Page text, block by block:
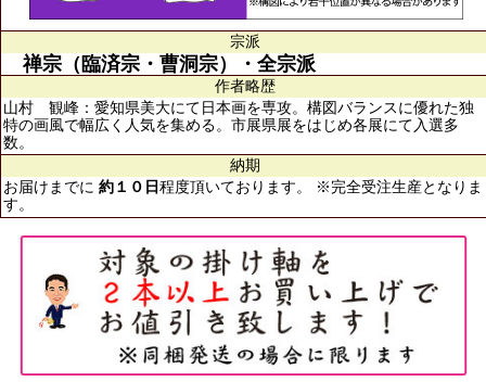
宗派
禅宗（臨済宗・曹洞宗）・全宗派
作者略歴
山村 観峰：愛知県美大にて日本画を専攻。構図バランスに優れた独
特の画風で幅広く人気を集める。市展県展をはじめ各展にて入選多
数。
納期
お届けまでに 約１０日 程度頂いております。 ※完全受注生産となりま
す。